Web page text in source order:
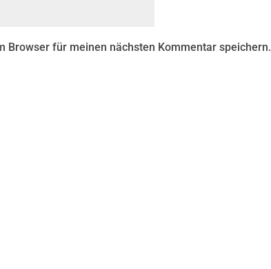
Browser für meinen nächsten Kommentar speichern.